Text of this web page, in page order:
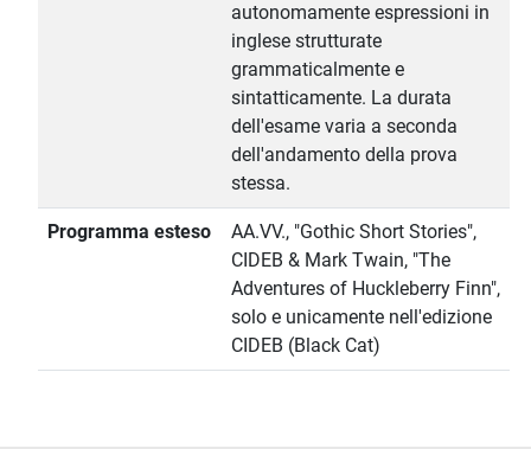
autonomamente espressioni in
inglese strutturate
grammaticalmente e
sintatticamente. La durata
dell'esame varia a seconda
dell'andamento della prova
stessa.
Programma esteso
AA.VV., "Gothic Short Stories",
CIDEB & Mark Twain, "The
Adventures of Huckleberry Finn",
solo e unicamente nell'edizione
CIDEB (Black Cat)